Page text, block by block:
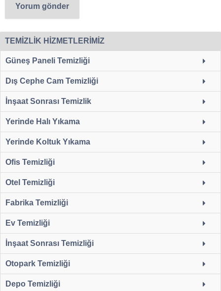
TEMİZLİK HİZMETLERİMİZ
Güneş Paneli Temizliği
Dış Cephe Cam Temizliği
İnşaat Sonrası Temizlik
Yerinde Halı Yıkama
Yerinde Koltuk Yıkama
Ofis Temizliği
Otel Temizliği
Fabrika Temizliği
Ev Temizliği
İnşaat Sonrası Temizliği
Otopark Temizliği
Depo Temizliği